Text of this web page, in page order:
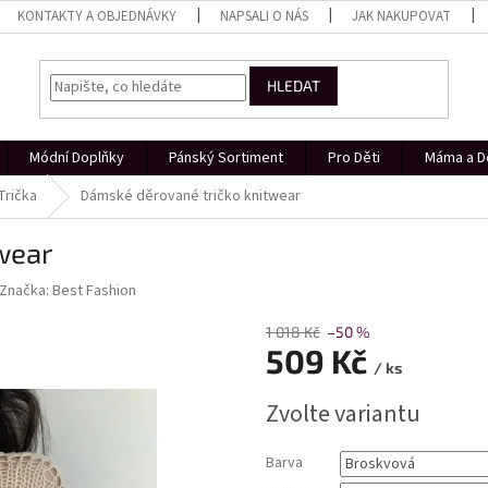
KONTAKTY A OBJEDNÁVKY NAPSALI O NÁS JAK NAKUPOVAT
HLEDAT
Módní Doplňky Pánský Sortiment Pro Děti Máma a
Dámské děrované tričko knitwear
Značka:Best Fashion
1 018 Kč –50 %
509 Kč / ks
cena:
Zvolte variantu
Barva